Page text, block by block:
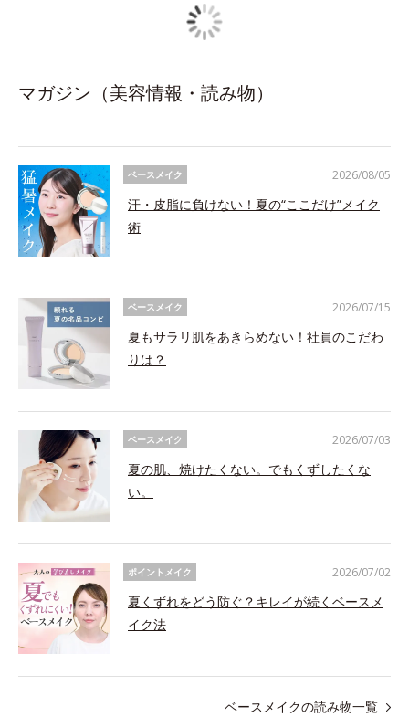
マガジン（美容情報・読み物）
ベースメイク
汗・皮脂に負けない！夏の“ここだけ”メイク
術
2026/08/05
ベースメイク
夏もサラリ肌をあきらめない！社員のこだわ
りは？
2026/07/15
ベースメイク
夏の肌、焼けたくない。でもくずしたくな
い。
2026/07/03
ポイントメイク
夏くずれをどう防ぐ？キレイが続くベースメ
イク法
2026/07/02
ベースメイクの読み物一覧